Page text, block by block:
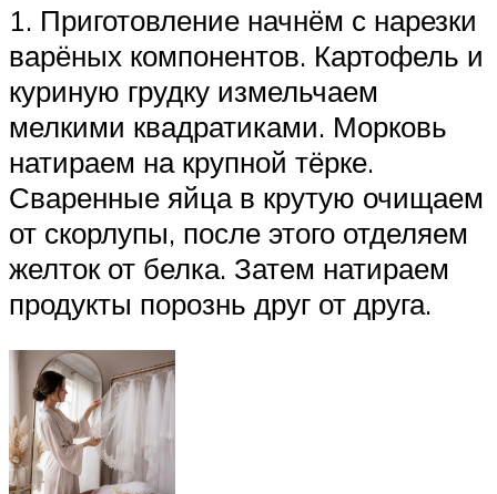
1. Приготовление начнём с нарезки
варёных компонентов. Картофель и
куриную грудку измельчаем
мелкими квадратиками. Морковь
натираем на крупной тёрке.
Сваренные яйца в крутую очищаем
от скорлупы, после этого отделяем
желток от белка. Затем натираем
продукты порознь друг от друга.